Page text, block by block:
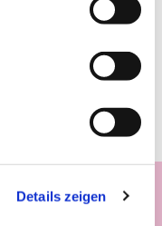
Details zeigen